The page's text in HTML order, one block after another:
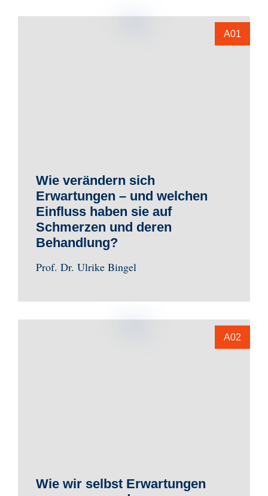
A01
Wie verändern sich
Erwartungen – und welchen
Einfluss haben sie auf
Schmerzen und deren
Behandlung?
Prof. Dr. Ulrike Bingel
A02
Wie wir selbst Erwartungen